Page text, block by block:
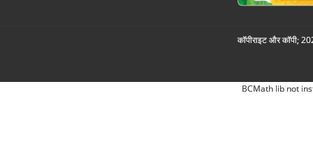
कॉपीराइट और कॉपी;
BCMath lib not